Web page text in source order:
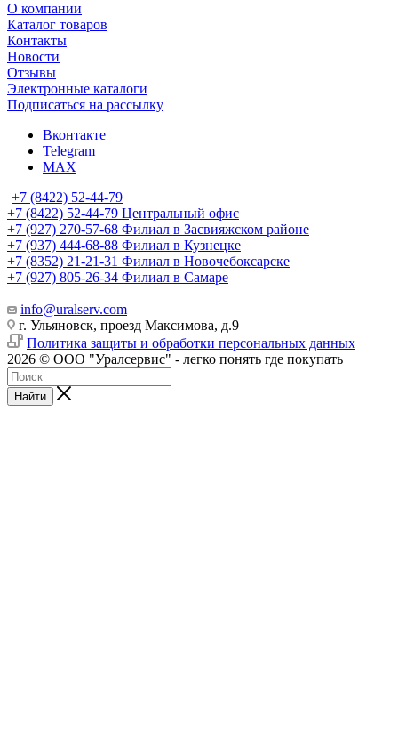
О компании
Каталог товаров
Контакты
Новости
Отзывы
Электронные каталоги
Подписаться на рассылку
Вконтакте
Telegram
MAX
+7 (8422) 52-44-79
+7 (8422) 52-44-79 Центральный офис
+7 (927) 270-57-68 Филиал в Засвияжском районе
+7 (937) 444-68-88 Филиал в Кузнецке
+7 (8352) 21-21-31 Филиал в Новочебоксарске
+7 (927) 805-26-34 Филиал в Самаре
info@uralserv.com
г. Ульяновск, проезд Максимова, д.9
Политика защиты и обработки персональных данных
2026 © ООО "Уралсервис" - легко понять где покупать
Найти